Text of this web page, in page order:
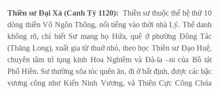
Thiền sư Đại Xả (Canh Tý 1120): Thiền sư thuộc thế hệ thứ 10
dòng thiền Vô Ngôn Thông, nổi tiếng vào thời nhà Lý. Thế danh
không rõ, chỉ biết Sư mang họ Hứa, quê ở phường Đông Tác
(Thăng Long), xuất gia từ thuở nhỏ, theo học Thiền sư Đạo Huệ,
chuyên tâm trì tụng kinh Hoa Nghiêm và Đà-la –ni của Bồ tát
Phổ Hiền. Sư thường xõa tóc quên ăn, đi ở bất định, được các bậc
vương công như Kiến Ninh Vương, và Thiên Cực Công Chúa